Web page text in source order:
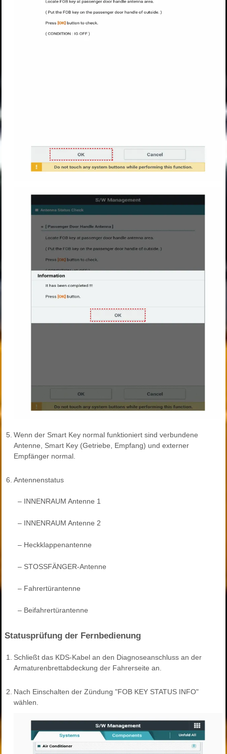
5. Wenn der Smart Key normal funktioniert sind verbundene
Antenne, Smart Key (Getriebe, Empfang) und externer
Empfänger normal.
6. Antennenstatus
– INNENRAUM Antenne 1
– INNENRAUM Antenne 2
– Heckklappenantenne
– STOSSFÄNGER-Antenne
– Fahrertürantenne
– Beifahrertürantenne
Statusprüfung der Fernbedienung
1.
Schließt das KDS-Kabel an den Diagnoseanschluss an der
Armaturenbrettabdeckung der Fahrerseite an.
2. Nach Einschalten der Zündung "FOB KEY STATUS INFO"
wählen.